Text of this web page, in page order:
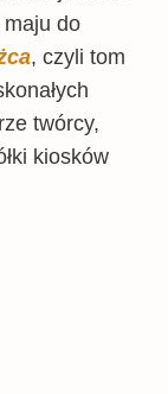
do
, czyli tom
twórcy,
kiosków